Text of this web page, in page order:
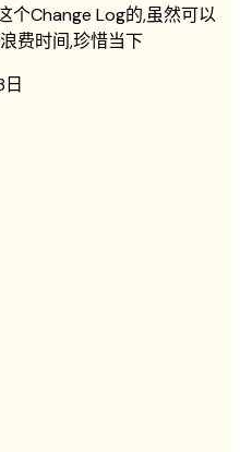
个Change Log的,虽然可以
费时间,珍惜当下